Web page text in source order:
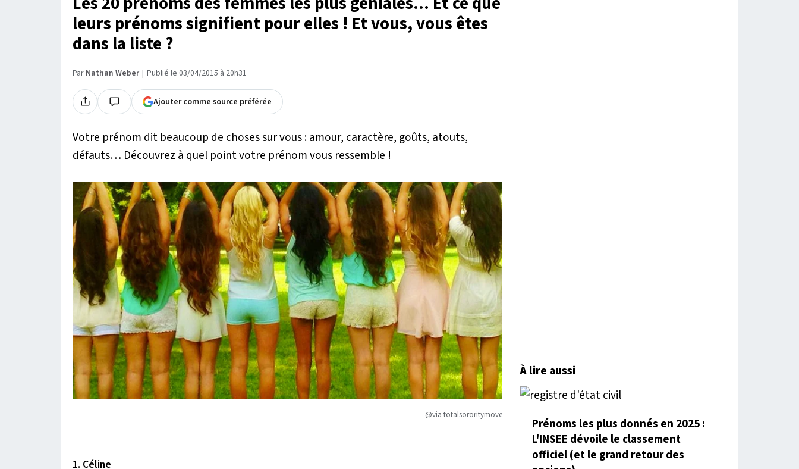
leurs prénoms signifient pour elles ! Et vous, vous êtes
dans la liste ?
Par Nathan Weber Publié le 03/04/2015 à 20h31
Ajouter comme source préférée
Votre prénom dit beaucoup de choses sur vous : amour, caractère, goûts, atouts,
défauts… Découvrez à quel point votre prénom vous ressemble !
@via totalsororitymove
1. Céline
À lire aussi
Prénoms les plus donnés en 2025 :
L'INSEE dévoile le classement
officiel (et le grand retour des